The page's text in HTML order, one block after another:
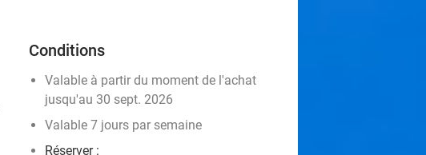
Conditions
Valable à partir du moment de l'achat
jusqu'au 30 sept. 2026
Valable 7 jours par semaine
Réserver :